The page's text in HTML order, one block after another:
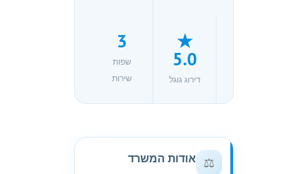
★
5.0
דירוג גוגל
3
שפות
שירות
⚖️ אודות המשרד